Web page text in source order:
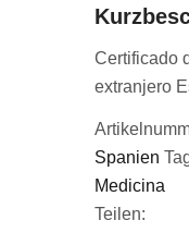
Certificado
extranjero
Spanien
Medicina
Teilen: